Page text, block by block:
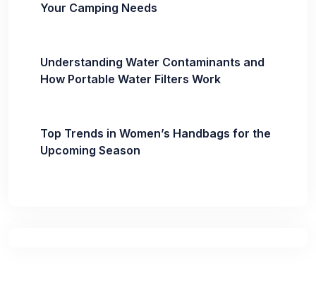
Your Camping Needs
Understanding Water Contaminants and
How Portable Water Filters Work
Top Trends in Women’s Handbags for the
Upcoming Season